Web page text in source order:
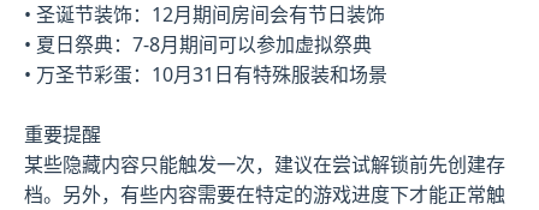
• 圣诞节装饰：12月期间房间会有节日装饰
• 夏日祭典：7-8月期间可以参加虚拟祭典
• 万圣节彩蛋：10月31日有特殊服装和场景
重要提醒
某些隐藏内容只能触发一次，建议在尝试解锁前先创建存
档。另外，有些内容需要在特定的游戏进度下才能正常触